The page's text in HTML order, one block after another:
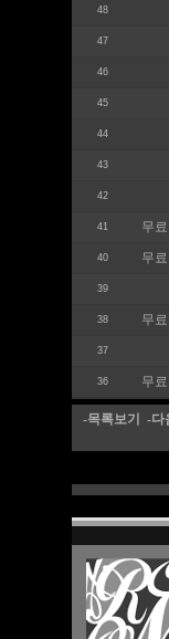
48
47
46
45
44
43
42
41 무
40 무
39
38 무
37
36 무
-목록보기 -다